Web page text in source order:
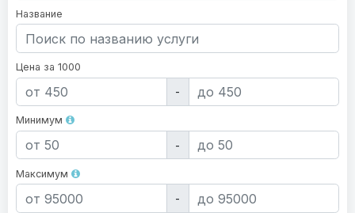
Название
Цена за 1000
-
Минимум
-
Максимум
-